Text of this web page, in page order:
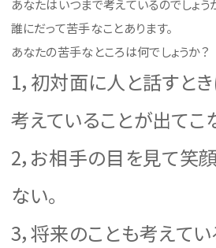
あなたはいつまで考えているのでしょう
誰にだって苦手なことあります。
あなたの苦手なところは何でしょうか？
1，初対面に人と話すと
考えていることが出てこ
2，お相手の目を見て笑
ない。
3，将来のことも考えて